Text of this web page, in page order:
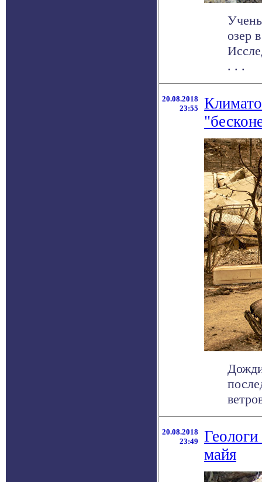
озер
. . .
20.08.2018
23:55
20.08.2018
23:49
майя